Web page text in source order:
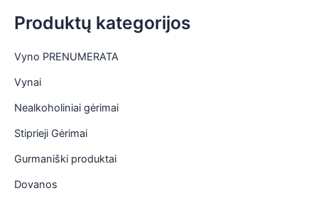
Produktų kategorijos
Vyno PRENUMERATA
Vynai
Nealkoholiniai gėrimai
Stiprieji Gėrimai
Gurmaniški produktai
Dovanos